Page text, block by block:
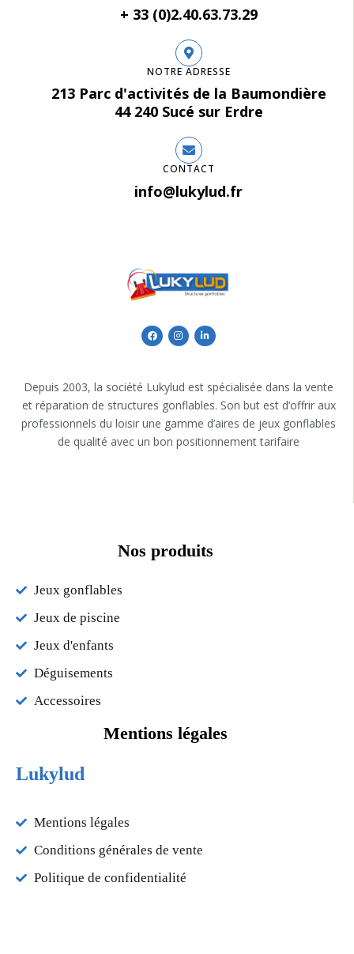
+ 33 (0)2.40.63.73.29
NOTRE ADRESSE
213 Parc d'activités de la Baumondière
44 240 Sucé sur Erdre
CONTACT
info@lukylud.fr
Depuis 2003, la société Lukylud est spécialisée dans la vente
et réparation de structures gonflables. Son but est d’offrir aux
professionnels du loisir une gamme d’aires de jeux gonflables
de qualité avec un bon positionnement tarifaire
Nos produits
Jeux gonflables
Jeux de piscine
Jeux d'enfants
Déguisements
Accessoires
Mentions légales
Lukylud
Mentions légales
Conditions générales de vente
Politique de confidentialité